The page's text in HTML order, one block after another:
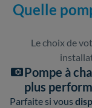
Quelle
Le choix de
Pompe à
plus
Parfaite si vous